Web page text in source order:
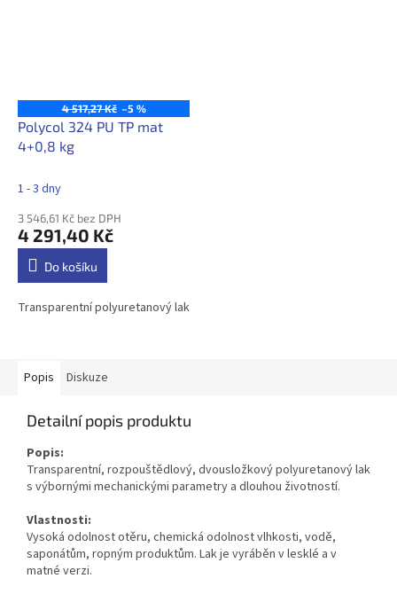
4 517,27 Kč –5 %
Polycol 324 PU TP mat
4+0,8 kg
1 - 3 dny
3 546,61 Kč bez DPH
4 291,40 Kč
Do košíku
Transparentní polyuretanový lak
Popis Diskuze
Detailní popis produktu
Popis:
Transparentní, rozpouštědlový, dvousložkový polyuretanový lak
s výbornými mechanickými parametry a dlouhou životností.
Vlastnosti:
Vysoká odolnost otěru, chemická odolnost vlhkosti, vodě,
saponátům, ropným produktům. Lak je vyráběn v lesklé a v
matné verzi.